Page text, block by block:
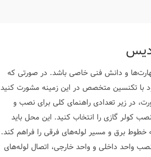
و دانش فنی خاصی باشد. در صورتی که
با تکنسین متخصص در این زمینه مشورت کنید
در زیر تعدادی راهنمای کلی برای نصب و
کولر گازی را انتخاب کنید. این محل باید
برق و مسیر لوله‌های فرقی را فراهم کند.
واحد داخلی و واحد خارجی، اتصال لوله‌های